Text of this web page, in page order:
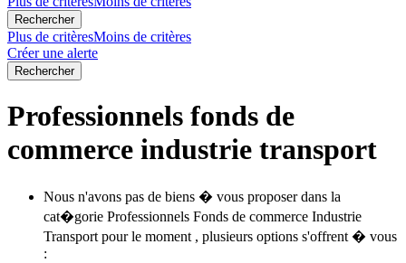
Plus de critèresMoins de critères
Créer une alerte
Professionnels fonds de
commerce industrie transport
Nous n'avons pas de biens � vous proposer dans la
cat�gorie Professionnels Fonds de commerce Industrie
Transport pour le moment , plusieurs options s'offrent � vous
: